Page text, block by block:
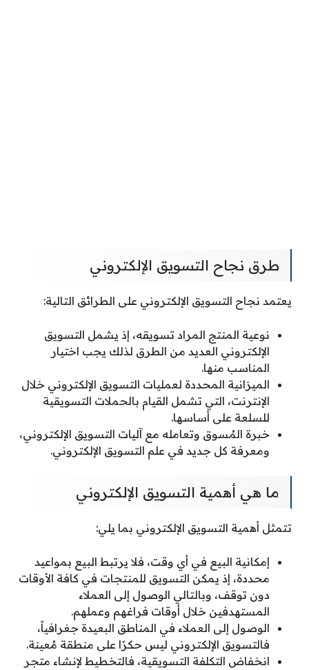
طرق نجاح التسويق الإلكتروني
يعتمد نجاح التسويق الإلكتروني على الطرائق التالية:
نوعية المنتج المراد تسويقه، إذ يشمل التسويق
الإلكتروني العديد من الطرق لذلك يجب اختيار
المناسب منها.
الميزانية المحددة لعمليات التسويق الإلكتروني خلال
الإنترنت، التي تشمل القيام بالحملات التسويقية
للسلعة على أساسها.
خبرة المُسوق وتعامله مع آليات التسويق الإلكتروني،
ومعرفة كل جديد في علم التسويق الإلكتروني.
ما هي أهمية التسويق الإلكتروني
تتمثل أهمية التسويق الإلكتروني بما يلي:
إمكانية البيع في أي وقت، فلا يرتبط البيع بمواعيد
محددة، إذ يمكن التسويق للمنتجات في كافة الأوقات
دون توقف، وبالتالي الوصول إلى العملاء
المستهدفين خلال أوقات فراغهم وعملهم.
الوصول إلى العملاء في المناطق البعيدة جغرافياً،
فالتسويق الإلكتروني ليس حكرًا على منطقة مُعينة.
انخفاض التكلفة التسويقية، فالتخطيط لإنشاء متجر